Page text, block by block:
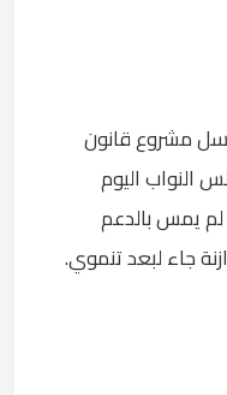
مشروع قانون
2026 إلى مجلس النواب اليوم
يمس بالدعم
جاء لبعد تنموي.